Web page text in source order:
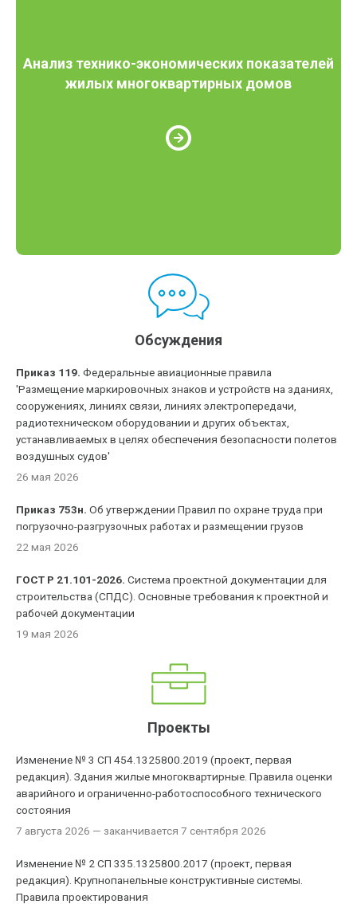
Анализ технико-экономических показателей
жилых многоквартирных домов
Обсуждения
Приказ 119. Федеральные авиационные правила
'Размещение маркировочных знаков и устройств на зданиях,
сооружениях, линиях связи, линиях электропередачи,
радиотехническом оборудовании и других объектах,
устанавливаемых в целях обеспечения безопасности полетов
воздушных судов'
26 мая 2026
Приказ 753н. Об утверждении Правил по охране труда при
погрузочно-разгрузочных работах и размещении грузов
22 мая 2026
ГОСТ Р 21.101-2026. Система проектной документации для
строительства (СПДС). Основные требования к проектной и
рабочей документации
19 мая 2026
Проекты
Изменение № 3 СП 454.1325800.2019 (проект, первая
редакция). Здания жилые многоквартирные. Правила оценки
аварийного и ограниченно-работоспособного технического
состояния
7 августа 2026 — заканчивается 7 сентября 2026
Изменение № 2 СП 335.1325800.2017 (проект, первая
редакция). Крупнопанельные конструктивные системы.
Правила проектирования